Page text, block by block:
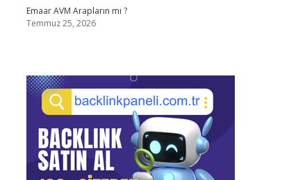
Emaar AVM Arapların mı ?
Temmuz 25, 2026